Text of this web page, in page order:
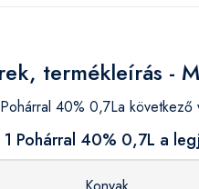
termékleírás -
40% 0,7La következő
Pohárral 40% 0,7L a